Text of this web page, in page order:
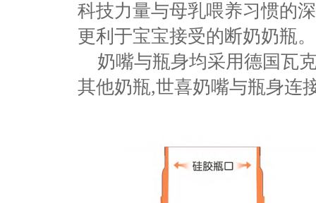
科技力量与母乳喂养习惯的
更利于宝宝接受的断奶奶瓶。
奶嘴与瓶身均采用德国瓦
其他奶瓶,世喜奶嘴与瓶身连